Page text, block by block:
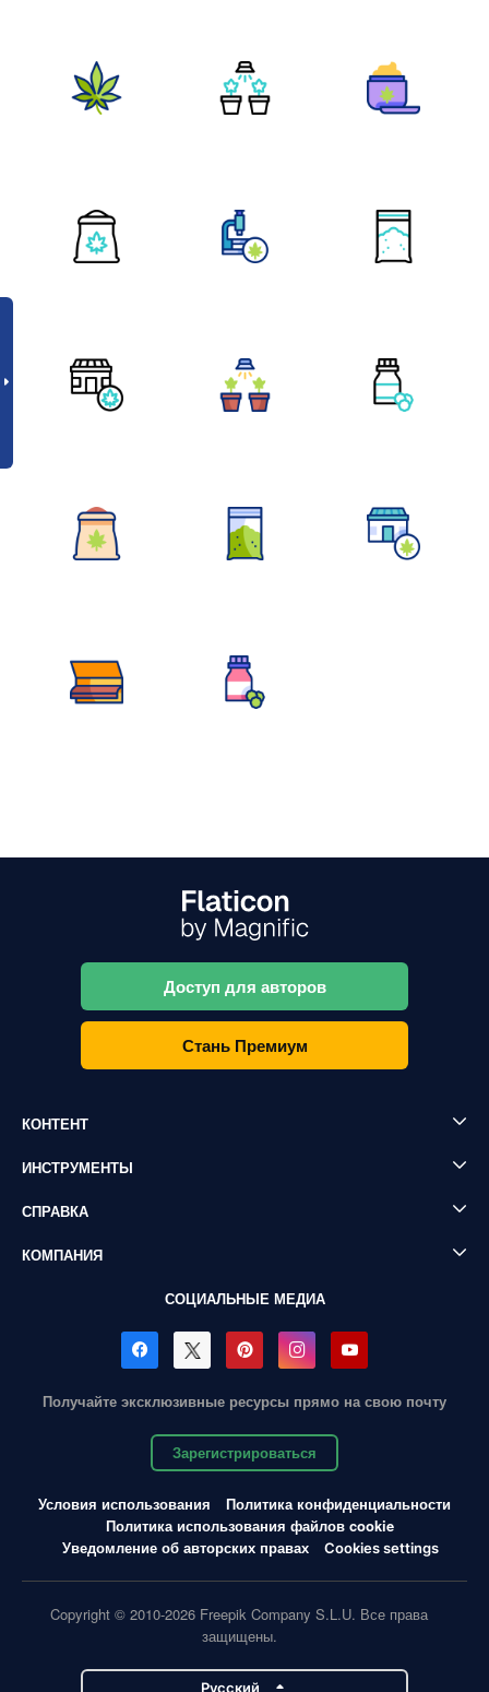
Доступ для авторов
Стань Премиум
КОНТЕНТ
ИНСТРУМЕНТЫ
СПРАВКА
КОМПАНИЯ
СОЦИАЛЬНЫЕ МЕДИА
Получайте эксклюзивные ресурсы прямо на свою почту
Зарегистрироваться
Условия использования
Политика конфиденциальности
Политика использования файлов cookie
Уведомление об авторских правах
Cookies settings
Copyright © 2010-2026 Freepik Company S.L.U. Все права
защищены.
Pусский